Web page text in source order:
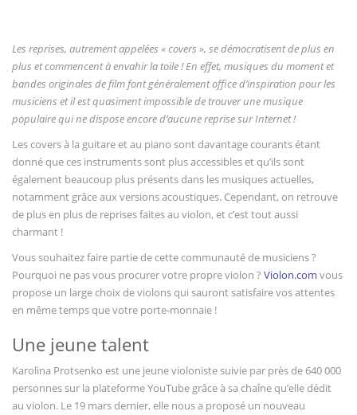
Les reprises, autrement appelées « covers », se démocratisent de plus en
plus et commencent à envahir la toile ! En effet, musiques du moment et
bandes originales de film font généralement office d’inspiration pour les
musiciens et il est quasiment impossible de trouver une musique
populaire qui ne dispose encore d’aucune reprise sur Internet !
Les covers à la guitare et au piano sont davantage courants étant
donné que ces instruments sont plus accessibles et qu’ils sont
également beaucoup plus présents dans les musiques actuelles,
notamment grâce aux versions acoustiques. Cependant, on retrouve
de plus en plus de reprises faites au violon, et c’est tout aussi
charmant !
Vous souhaitez faire partie de cette communauté de musiciens ?
Pourquoi ne pas vous procurer votre propre violon ? Violon.com vous
propose un large choix de violons qui sauront satisfaire vos attentes
en même temps que votre porte-monnaie !
Une jeune talent
Karolina Protsenko est une jeune violoniste suivie par près de 640 000
personnes sur la plateforme YouTube grâce à sa chaîne qu’elle dédit
au violon. Le 19 mars dernier, elle nous a proposé un nouveau